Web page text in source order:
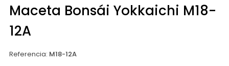
Maceta Bonsái Yokkaichi M18-
12A
Referencia: M18-12A